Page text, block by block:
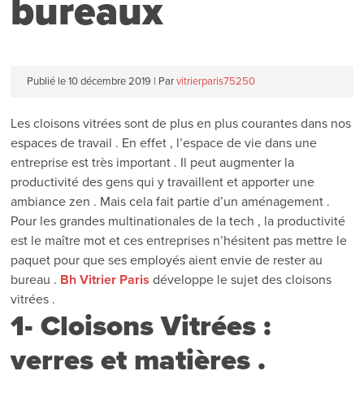
bureaux
Publié le 10 décembre 2019 | Par vitrierparis75250
Les cloisons vitrées sont de plus en plus courantes dans nos
espaces de travail . En effet , l’espace de vie dans une
entreprise est très important . Il peut augmenter la
productivité des gens qui y travaillent et apporter une
ambiance zen . Mais cela fait partie d’un aménagement .
Pour les grandes multinationales de la tech , la productivité
est le maître mot et ces entreprises n’hésitent pas mettre le
paquet pour que ses employés aient envie de rester au
bureau . Bh Vitrier Paris développe le sujet des cloisons
vitrées .
1- Cloisons Vitrées :
verres et matières .